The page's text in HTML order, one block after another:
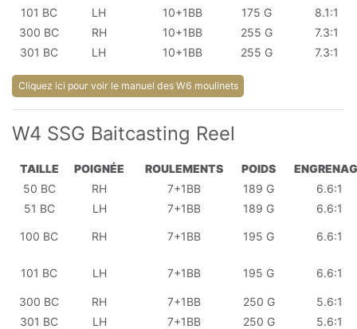
101 BC
LH 10+1BB 175 G
8.1:1
300 BC
RH 10+1BB 255 G
7.3:1
301 BC
LH 10+1BB 255 G 7.3:1
Cliquez ici pour voir le manuel des W6 moulinets
W4 SSG Baitcasting Reel
TAILLE POIGNÉE ROULEMENTS POIDS
50 BC
RH 7+1BB 189 G
6.6:1
51 BC
LH 7+1BB 189 G 6.6:1
100 BC RH 7+1BB 195 G 6.6:1
101 BC LH 7+1BB 195 G 6.6:1
300 BC RH 7+1BB 250 G
5.6:1
301 BC
LH 7+1BB 250 G 5.6:1